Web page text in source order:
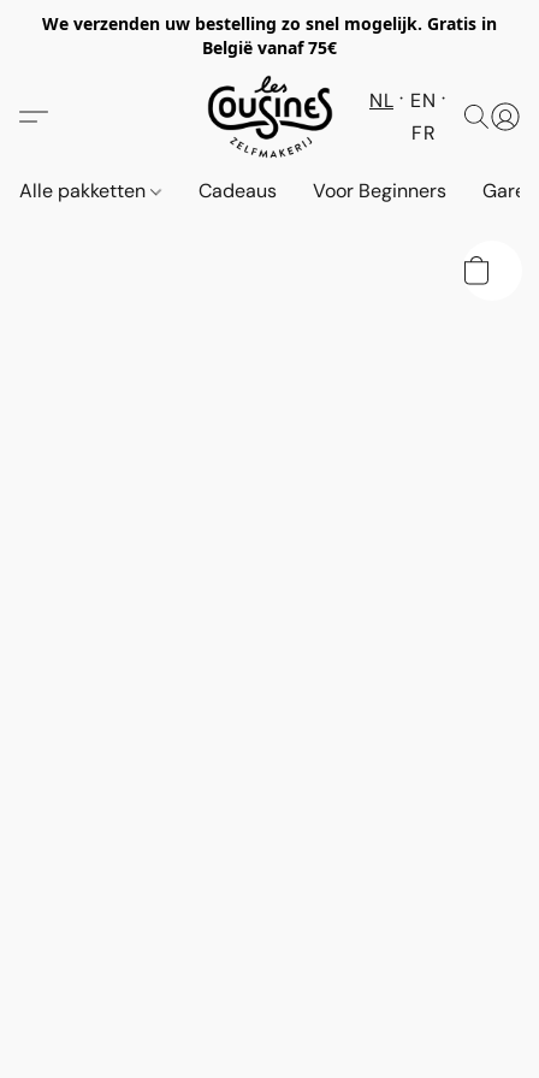
We verzenden uw bestelling zo snel mogelijk. Gratis in
België vanaf 75€
NL
EN
FR
Alle pakketten Cadeaus Voor Beginners